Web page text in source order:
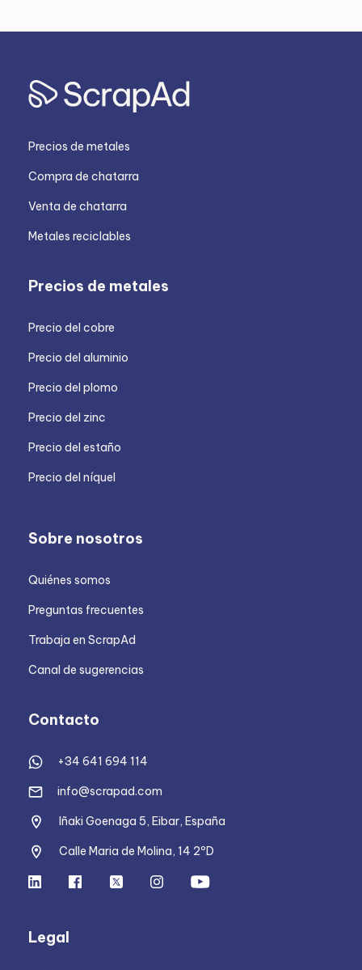
Precios de metales
Compra de chatarra
Venta de chatarra
Metales reciclables
Precios de metales
Precio del cobre
Precio del aluminio
Precio del plomo
Precio del zinc
Precio del estaño
Precio del níquel
Sobre nosotros
Quiénes somos
Preguntas frecuentes
Trabaja en ScrapAd
Canal de sugerencias
Contacto
+34 641 694 114
info@scrapad.com
Iñaki Goenaga 5, Eibar, España
Calle Maria de Molina, 14 2ºD
Legal